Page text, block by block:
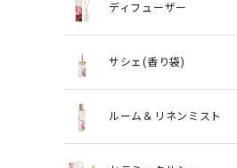
ディフューザー
サシェ(香り袋)
ルーム＆リネンミスト